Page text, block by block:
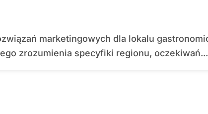
zrozumienia specyfiki regionu, oczekiwań...